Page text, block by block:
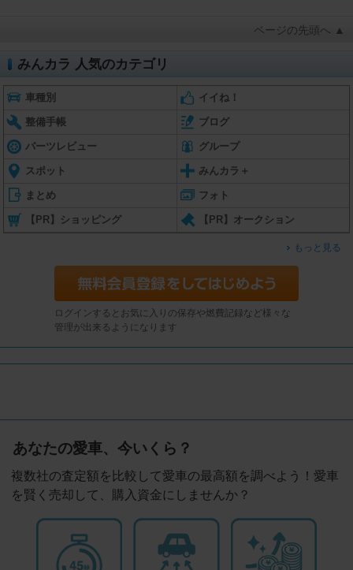
ページの先頭へ ▲
みんカラ 人気のカテゴリ
車種別 イイね！
整備手帳 ブログ
パーツレビュー グループ
スポット みんカラ＋
まとめ フォト
【PR】ショッピング 【PR】オークション
もっと見る
ログインするとお気に入りの保存や燃費記録など様々な
管理が出来るようになります
あなたの愛車、今いくら？
複数社の査定額を比較して愛車の最高額を調べよう！愛車
を賢く売却して、購入資金にしませんか？